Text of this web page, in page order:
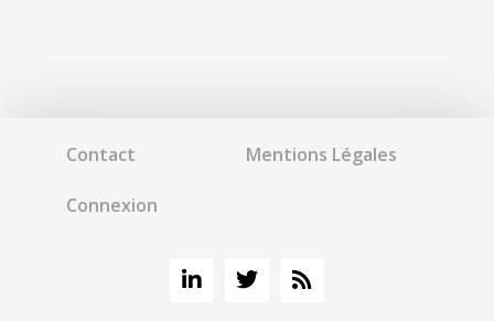
Contact Mentions Légales
Connexion